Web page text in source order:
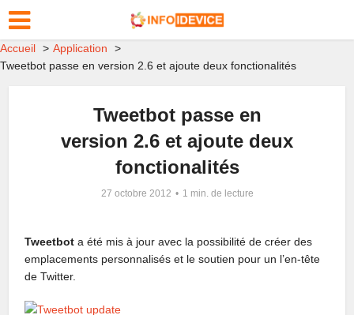
Accueil
Application
Tweetbot passe en version 2.6 et ajoute deux fonctionalités
Tweetbot passe en
version 2.6 et ajoute deux
fonctionalités
27 octobre 2012 1 min. de lecture
Tweetbot a été mis à jour avec la possibilité de créer des
emplacements personnalisés et le soutien pour un l’en-tête
de Twitter.